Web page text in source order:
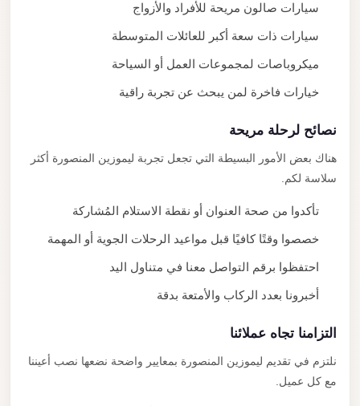
سيارات صالون مريحة للأفراد والأزواج
سيارات ذات سعة أكبر للعائلات المتوسطة
ميكروباصات لمجموعات العمل أو السياحة
خيارات فاخرة لمن يبحث عن تجربة راقية
نصائح لرحلة مريحة
هناك بعض الأمور البسيطة التي تجعل تجربة ليموزين المنصورة أكثر
سلاسة لكم.
تأكدوا من صحة العنوان أو نقطة الاستلام المُشاركة
خصصوا وقتًا كافيًا قبل مواعيد الرحلات الجوية أو المهمة
احتفظوا برقم التواصل معنا في متناول اليد
أخبرونا بعدد الركاب والأمتعة بدقة
التزامنا تجاه عملائنا
نلتزم في تقديم ليموزين المنصورة بمعايير واضحة نضعها نصب أعيننا
مع كل عميل.